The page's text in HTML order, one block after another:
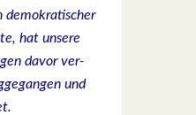
demo­kra­ti­scher
hat unse­re
davor ver­
und